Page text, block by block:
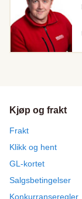
Kjøp og frakt
Frakt
Klikk og hent
GL-kortet
Salgsbetingelser
Konkurranseregler